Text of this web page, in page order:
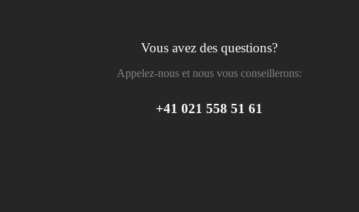
Vous avez des questions?
Appelez-nous et nous vous conseillerons:
+41 021 558 51 61